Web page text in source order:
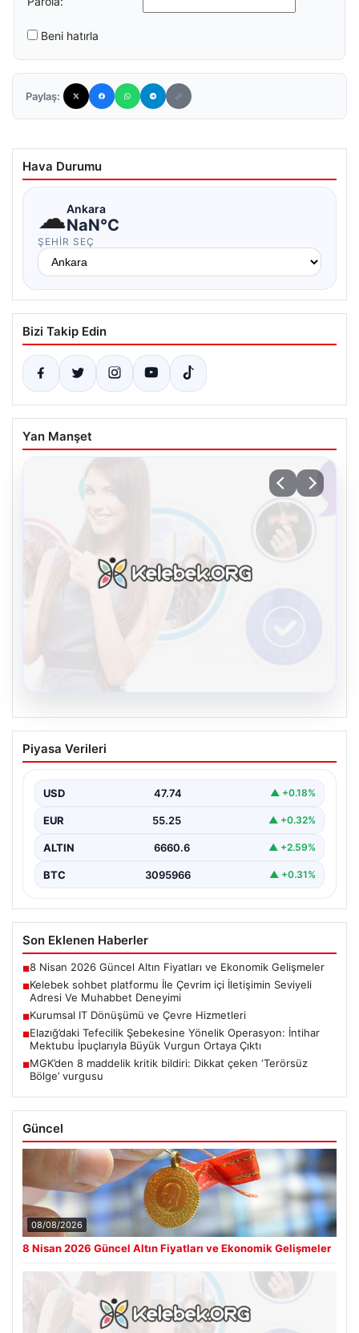
Beni hatırla
Paylaş:
Hava Durumu
☁Ankara
NaN°C
ŞEHIR SEÇ
Bizi Takip Edin
Yan Manşet
Kelebek sohbet platformu İle Çevrim içi
İletişimin Seviyeli Adresi Ve Muhabbet
İnternet ortamında insanların seviyeli bir şekilde irtibat
çeşitli…
Piyasa Verileri
USD 47.74 ▲ +0.18%
EUR 55.25 ▲ +0.32%
ALTIN 6660.6 ▲ +2.59%
BTC 3095966 ▲ +0.31%
Son Eklenen Haberler
■8 Nisan 2026 Güncel Altın Fiyatları ve Ekonomik Gelişmeler
■Kelebek sohbet platformu İle Çevrim içi İletişimin Seviyeli
Adresi Ve Muhabbet Deneyimi
■Kurumsal IT Dönüşümü ve Çevre Hizmetleri
■Elazığ’daki Tefecilik Şebekesine Yönelik Operasyon: İntihar
Mektubu İpuçlarıyla Büyük Vurgun Ortaya Çıktı
■MGK’den 8 maddelik kritik bildiri: Dikkat çeken ‘Terörsüz
Bölge’ vurgusu
Güncel
08/08/2026
8 Nisan 2026 Güncel Altın Fiyatları ve Ekonomik Gelişmeler